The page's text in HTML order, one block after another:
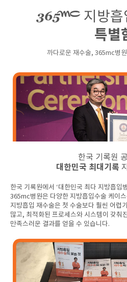
지방흡
특별
까다로운 재수술, 365mc병
한국 기록원
대한민국 최대기록
한국 기록원에서 ‘대한민국 최다 지방흡입
365mc병원은 다양한 지방흡입수술 케이
지방흡입 재수술은 첫 수술보다 훨씬 어렵
많고, 최적화된 프로세스와 시스템이 갖춰
만족스러운 결과를 얻을 수 있습니다.